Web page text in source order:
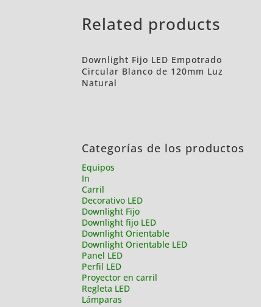
Related products
Downlight Fijo LED Empotrado
Circular Blanco de 120mm Luz
Natural
Categorías de los productos
Equipos
In
Carril
Decorativo LED
Downlight Fijo
Downlight fijo LED
Downlight Orientable
Downlight Orientable LED
Panel LED
Perfil LED
Proyector en carril
Regleta LED
Lámparas